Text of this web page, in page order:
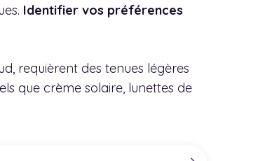
Identifier vos préférences
requièrent des tenues légères
que crème solaire, lunettes de